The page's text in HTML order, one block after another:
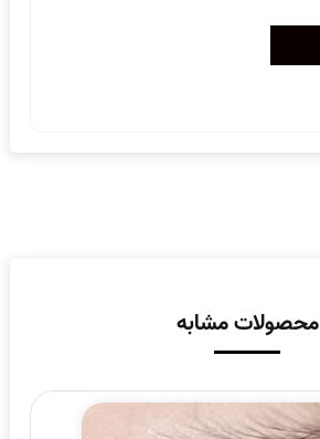
محصولات مشابه